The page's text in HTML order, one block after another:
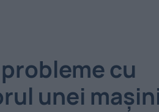
cu
unei mașini